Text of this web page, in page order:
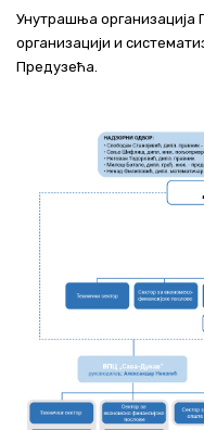
Контакт
+381 11 311 94 00
Унутрашња организација
организацији и
Предузећа.